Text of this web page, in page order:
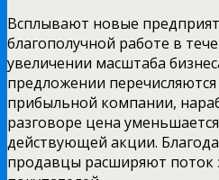
Всплывают новые
благополучной работе в
увеличении масштаба
предложении
прибыльной компании,
разговоре цена
действующей акции.
продавцы расширяют поток